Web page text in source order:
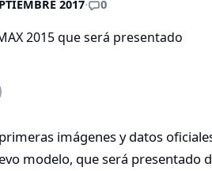
2017· 0
imágenes y datos
modelo, que será presentado